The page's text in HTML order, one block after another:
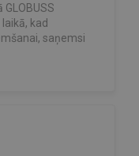
kad
saņemsi